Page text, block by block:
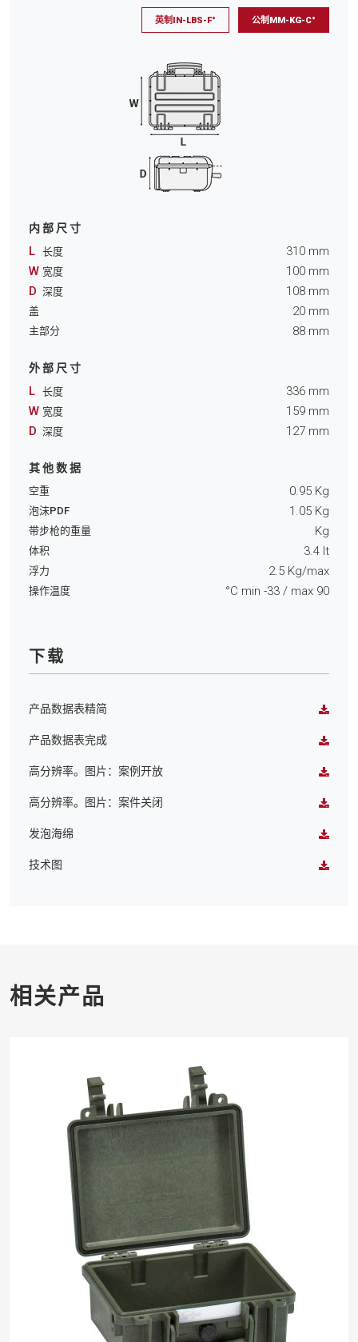
英制IN-LBS-F° 公制MM-KG-C°
内部尺寸
L 长度 310 mm
W 宽度 100 mm
D 深度 108 mm
盖 20 mm
主部分 88 mm
外部尺寸
L 长度 336 mm
W 宽度 159 mm
D 深度 127 mm
其他数据
空重 0.95 Kg
泡沫PDF 1.05 Kg
带步枪的重量 Kg
体积 3.4 lt
浮力 2.5 Kg/max
操作温度 °C min -33 / max 90
下载
产品数据表精简
产品数据表完成
高分辨率。图片：案例开放
高分辨率。图片：案件关闭
发泡海绵
技术图
相关产品